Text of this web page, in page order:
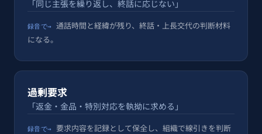
「同じ主張を繰り返し、終話に応じない」
録音で→通話時間と経緯が残り、終話・上長交代の判断材料
になる。
過剰要求
「返金・金品・特別対応を執拗に求める」
録音で→要求内容を記録として保全し、組織で線引きを判断